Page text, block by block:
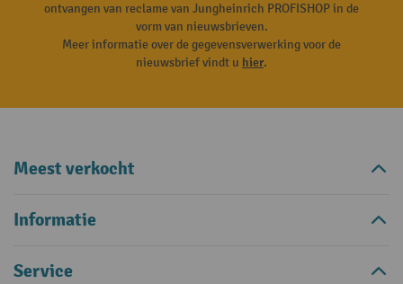
ontvangen van reclame van Jungheinrich PROFISHOP in de
vorm van nieuwsbrieven.
Meer informatie over de gegevensverwerking voor de
nieuwsbrief vindt u hier.
Meest verkocht
Informatie
Service